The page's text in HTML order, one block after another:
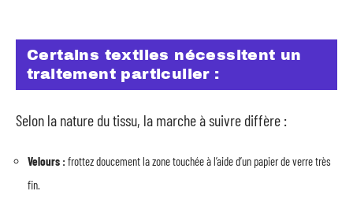
Certains textiles nécessitent un
traitement particulier :
Selon la nature du tissu, la marche à suivre diffère :
Velours :frottez doucement la zone touchée à l’aide d’un papier de verre très
fin.